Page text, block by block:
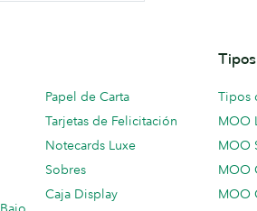
Papel de Carta
Tarjetas de Felicitación
Notecards Luxe
Sobres
Caja Display
Tipos
MOO
MOO
MOO
MOO